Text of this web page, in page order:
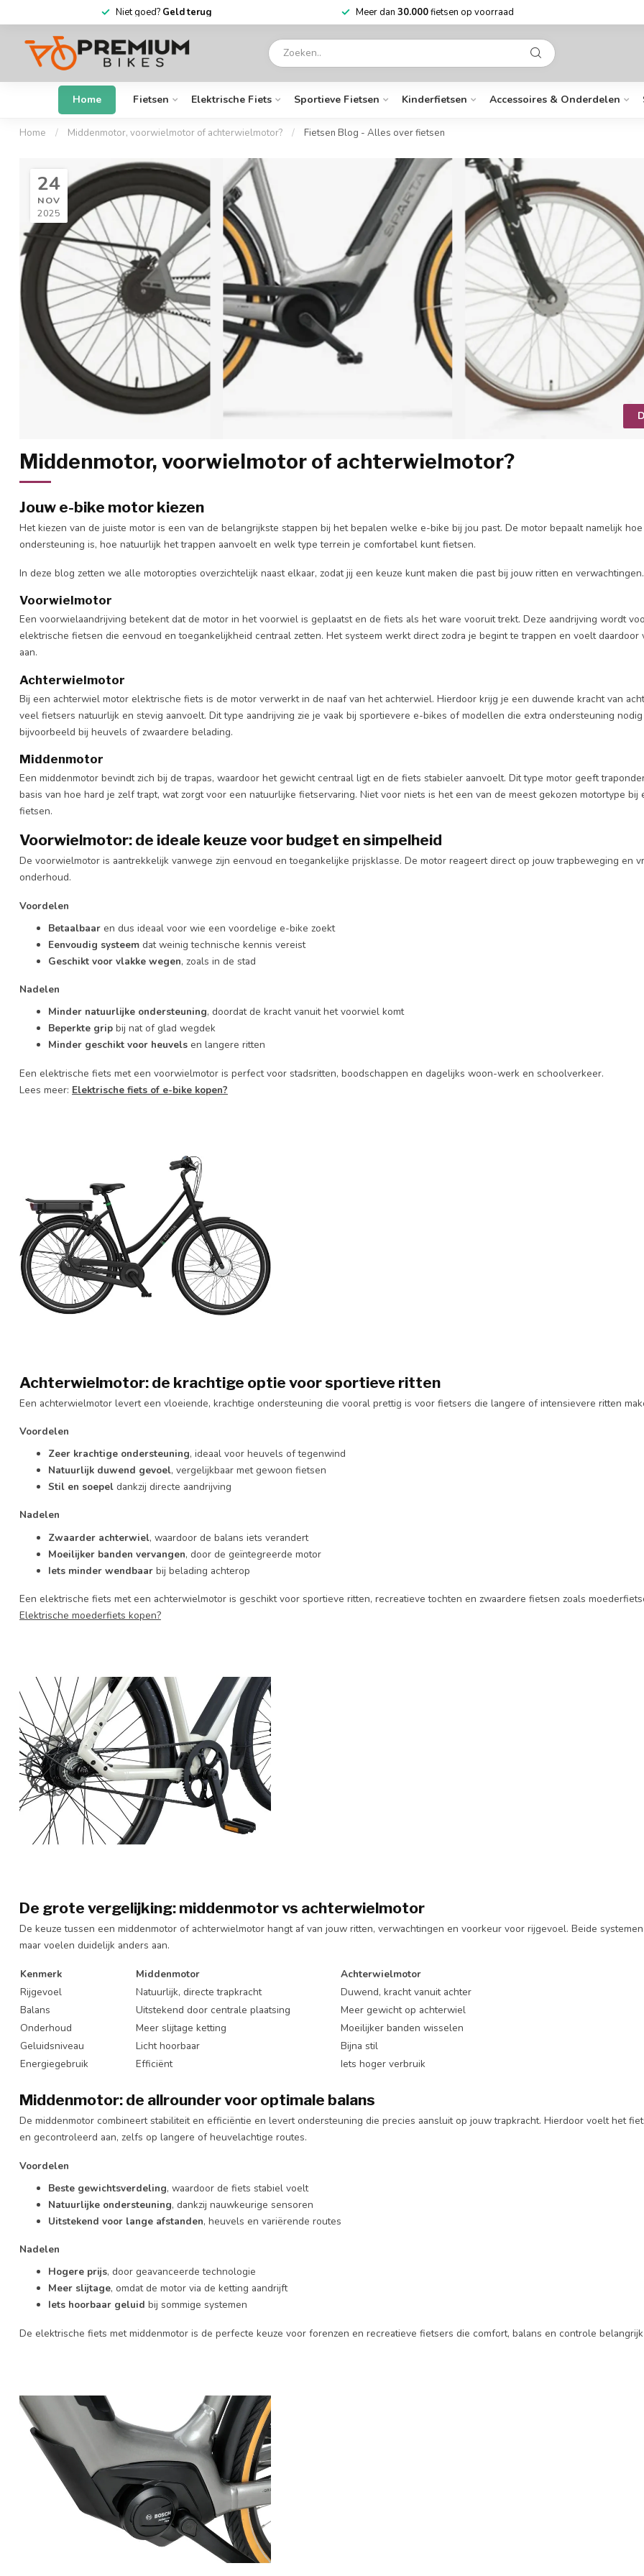
Niet goed? Geld terug Meer dan 30.000fietsen op voorraad
Home Fietsen Elektrische Fiets Sportieve Fietsen Kinderfietsen Accessoires & Onderdelen
Home / Middenmotor, voorwielmotor of achterwielmotor? / Fietsen Blog - Alles over fietsen
24
NOV
2025
Middenmotor, voorwielmotor of achterwielmotor?
Jouw e-bike motor kiezen
Het kiezen van de juiste motor is een van de belangrijkste stappen bij het bepalen welke e-bike bij jou past. De motor bepaalt namelijk
ondersteuning is, hoe natuurlijk het trappen aanvoelt en welk type terrein je comfortabel kunt fietsen.
In deze blog zetten we alle motoropties overzichtelijk naast elkaar, zodat jij een keuze kunt maken die past bij jouw ritten en verwachtingen.
Voorwielmotor
Een voorwielaandrijving betekent dat de motor in het voorwiel is geplaatst en de fiets als het ware vooruit trekt. Deze aandrijving wordt
elektrische fietsen die eenvoud en toegankelijkheid centraal zetten. Het systeem werkt direct zodra je begint te trappen en voelt daardoor
aan.
Achterwielmotor
Bij een achterwiel motor elektrische fiets is de motor verwerkt in de naaf van het achterwiel. Hierdoor krijg je een duwende kracht van
veel fietsers natuurlijk en stevig aanvoelt. Dit type aandrijving zie je vaak bij sportievere e-bikes of modellen die extra ondersteuning
bijvoorbeeld bij heuvels of zwaardere belading.
Middenmotor
Een middenmotor bevindt zich bij de trapas, waardoor het gewicht centraal ligt en de fiets stabieler aanvoelt. Dit type motor geeft
basis van hoe hard je zelf trapt, wat zorgt voor een natuurlijke fietservaring. Niet voor niets is het een van de meest gekozen motortype bij
fietsen.
Voorwielmotor: de ideale keuze voor budget en simpelheid
De voorwielmotor is aantrekkelijk vanwege zijn eenvoud en toegankelijke prijsklasse. De motor reageert direct op jouw trapbeweging en
onderhoud.
Voordelen
Betaalbaar en dus ideaal voor wie een voordelige e-bike zoekt
Eenvoudig systeem dat weinig technische kennis vereist
Geschikt voor vlakke wegen, zoals in de stad
Nadelen
Minder natuurlijke ondersteuning, doordat de kracht vanuit het voorwiel komt
Beperkte grip bij nat of glad wegdek
Minder geschikt voor heuvels en langere ritten
Een elektrische fiets met een voorwielmotor is perfect voor stadsritten, boodschappen en dagelijks woon-werk en schoolverkeer.
Lees meer: Elektrische fiets of e-bike kopen?
Achterwielmotor: de krachtige optie voor sportieve ritten
Een achterwielmotor levert een vloeiende, krachtige ondersteuning die vooral prettig is voor fietsers die langere of intensievere ritten
Voordelen
Zeer krachtige ondersteuning, ideaal voor heuvels of tegenwind
Natuurlijk duwend gevoel, vergelijkbaar met gewoon fietsen
Stil en soepel dankzij directe aandrijving
Nadelen
Zwaarder achterwiel, waardoor de balans iets verandert
Moeilijker banden vervangen, door de geïntegreerde motor
Iets minder wendbaar bij belading achterop
Een elektrische fiets met een achterwielmotor is geschikt voor sportieve ritten, recreatieve tochten en zwaardere fietsen zoals
Elektrische moederfiets kopen?
De grote vergelijking: middenmotor vs achterwielmotor
De keuze tussen een middenmotor of achterwielmotor hangt af van jouw ritten, verwachtingen en voorkeur voor rijgevoel. Beide
maar voelen duidelijk anders aan.
Kenmerk Middenmotor
Achterwielmotor
Rijgevoel
Natuurlijk, directe trapkracht
Duwend, kracht vanuit achter
Balans
Uitstekend door centrale plaatsing
Meer gewicht op achterwiel
Onderhoud
Meer slijtage ketting
Moeilijker banden wisselen
Geluidsniveau
Licht hoorbaar
Bijna stil
Energiegebruik
Efficiënt Iets hoger verbruik
Middenmotor: de allrounder voor optimale balans
De middenmotor combineert stabiliteit en efficiëntie en levert ondersteuning die precies aansluit op jouw trapkracht. Hierdoor voelt het
en gecontroleerd aan, zelfs op langere of heuvelachtige routes.
Voordelen
Beste gewichtsverdeling, waardoor de fiets stabiel voelt
Natuurlijke ondersteuning, dankzij nauwkeurige sensoren
Uitstekend voor lange afstanden, heuvels en variërende routes
Nadelen
Hogere prijs, door geavanceerde technologie
Meer slijtage, omdat de motor via de ketting aandrijft
Iets hoorbaar geluid bij sommige systemen
De elektrische fiets met middenmotor is de perfecte keuze voor forenzen en recreatieve fietsers die comfort, balans en controle